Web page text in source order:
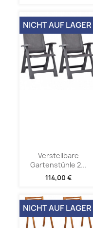
Verstellbare
Gartenstühle 2...
114,00 €
NICHT AUF LAGER
NICHT AUF LAGER